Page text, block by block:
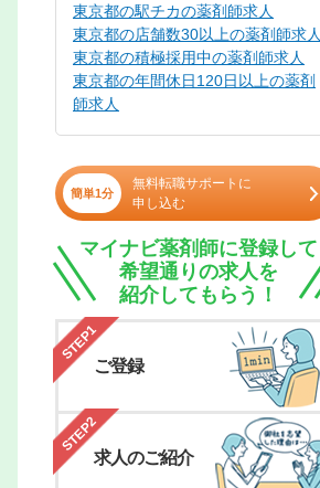
東京都の駅チカの薬剤師求人
東京都の店舗数30以上の薬剤師求人
東京都の積極採用中の薬剤師求人
東京都の年間休日120日以上の薬剤
師求人
簡単1分
無料転職サポートに
申し込む
マイナビ薬剤師に登録して
希望通りの求人を
紹介してもらう！
STEP1
ご登録
STEP2
求人のご紹介